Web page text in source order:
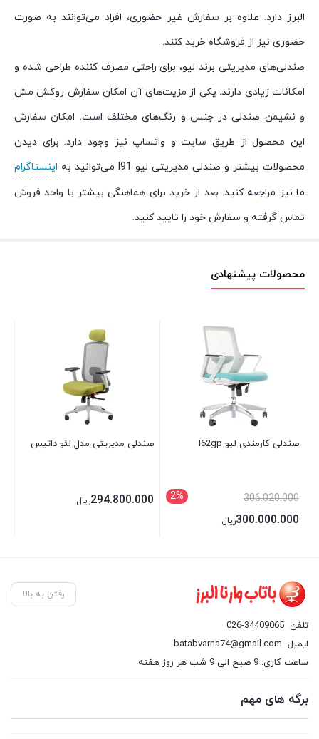
البرز دارد. علاوه بر سفارش غیر حضوری، افراد می‌توانند به صورت
حضوری نیز از فروشگاه خرید کنند.
صندلی‌های مدیریتی برند لیو، برای راحتی مصرف کننده طراحی شده و
امکانات زیادی دارند. یکی از مزیت‌های آن امکان سفارش روکش مش
و نشیمن صندلی در جنس و رنگ‌های مختلف است. امکان سفارش
این محصول از طریق سایت و واتساپ نیز وجود دارد. برای دیدن
محصولات بیشتر و صندلی مدیریتی لیو I91 می‌توانید به
اینستاگرام
ما نیز مراجعه کنید. بعد از خرید برای هماهنگی بیشتر با واحد فروش
تماس گرفته و سفارش خود را تایید کنید.
محصولات پیشنهادی
صندلی کارمندی لیو I62gp
2% 306.020.000
300.000.000ریال
صندلی مدیریتی مدل لئو داتیس
294.800.000ریال
رفتن به بالا
تلفن 026-34409065
ایمیل batabvarna74@gmail.com
ساعت کاری: 9 صبح الی 9 شب هر روز هفته
برگه های مهم